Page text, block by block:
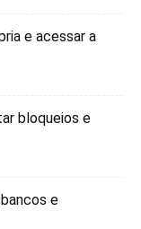
e acessar a
bloqueios e
e